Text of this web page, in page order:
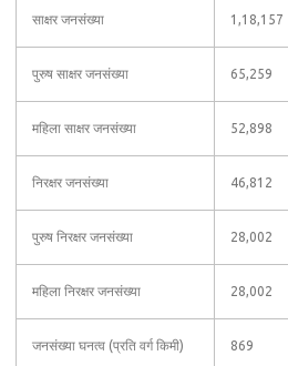
साक्षर जनसंख्या 1,18,157
पुरुष साक्षर जनसंख्या 65,259
महिला साक्षर जनसंख्या 52,898
निरक्षर जनसंख्या 46,812
पुरुष निरक्षर जनसंख्या 28,002
महिला निरक्षर जनसंख्या 28,002
जनसंख्या घनत्व (प्रति वर्ग किमी) 869